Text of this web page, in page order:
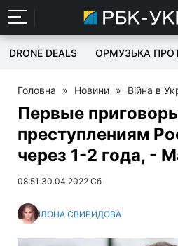
DRONE DEALS ОРМУЗЬКА
Головна » Новини » Війна в
Первые
преступлениям
через 1-2 года, -
08:51 30.04.2022 Сб
ІЛОНА СВИРИДОВА